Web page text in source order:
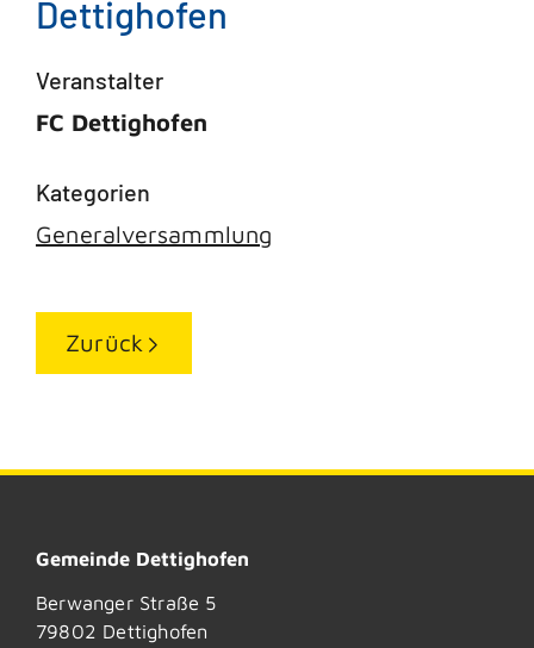
Dettighofen
Veranstalter
FC Dettighofen
Generalversammlung
Zurück
Gemeinde Dettighofen
Berwanger Straße 5
79802 Dettighofen